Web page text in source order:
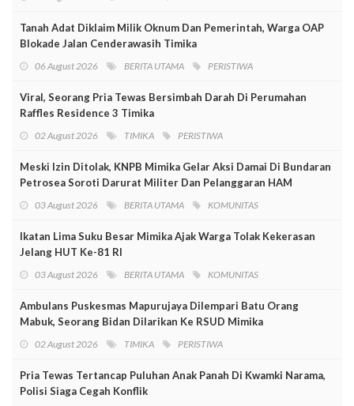
Tanah Adat Diklaim Milik Oknum Dan Pemerintah, Warga OAP
Blokade Jalan Cenderawasih Timika
06 August 2026 BERITA UTAMA PERISTIWA
Viral, Seorang Pria Tewas Bersimbah Darah Di Perumahan
Raffles Residence 3 Timika
02 August 2026 TIMIKA PERISTIWA
Meski Izin Ditolak, KNPB Mimika Gelar Aksi Damai Di Bundaran
Petrosea Soroti Darurat Militer Dan Pelanggaran HAM
03 August 2026 BERITA UTAMA KOMUNITAS
Ikatan Lima Suku Besar Mimika Ajak Warga Tolak Kekerasan
Jelang HUT Ke-81 RI
03 August 2026 BERITA UTAMA KOMUNITAS
Ambulans Puskesmas Mapurujaya Dilempari Batu Orang
Mabuk, Seorang Bidan Dilarikan Ke RSUD Mimika
02 August 2026 TIMIKA PERISTIWA
Pria Tewas Tertancap Puluhan Anak Panah Di Kwamki Narama,
Polisi Siaga Cegah Konflik